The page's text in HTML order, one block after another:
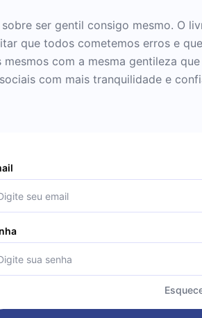
ser gentil consigo mesmo. O
que todos cometemos erros e
com a mesma gentileza
com mais tranquilidade e